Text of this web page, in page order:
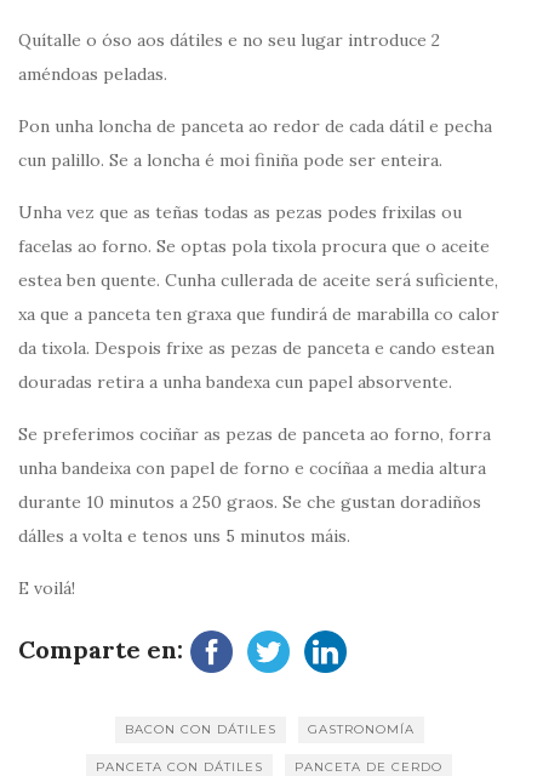
Quítalle o óso aos dátiles e no seu lugar introduce 2
améndoas peladas.
Pon unha loncha de panceta ao redor de cada dátil e pecha
cun palillo. Se a loncha é moi finiña pode ser enteira.
Unha vez que as teñas todas as pezas podes frixilas ou
facelas ao forno. Se optas pola tixola procura que o aceite
estea ben quente. Cunha cullerada de aceite será suficiente,
xa que a panceta ten graxa que fundirá de marabilla co calor
da tixola. Despois frixe as pezas de panceta e cando estean
douradas retira a unha bandexa cun papel absorvente.
Se preferimos cociñar as pezas de panceta ao forno, forra
unha bandeixa con papel de forno e cocíñaa a media altura
durante 10 minutos a 250 graos. Se che gustan doradiños
dálles a volta e tenos uns 5 minutos máis.
E voilá!
Comparte en:
BACON CON DÁTILES GASTRONOMÍA
PANCETA CON DÁTILES PANCETA DE CERDO